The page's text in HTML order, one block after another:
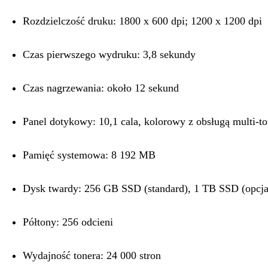
Rozdzielczość druku: 1800 x 600 dpi; 1200 x 1200 dpi
Czas pierwszego wydruku: 3,8 sekundy
Czas nagrzewania: około 12 sekund
Panel dotykowy: 10,1 cala, kolorowy z obsługą multi-
Pamięć systemowa: 8 192 MB
Dysk twardy: 256 GB SSD (standard), 1 TB SSD
Półtony: 256 odcieni
Wydajność tonera: 24 000 stron